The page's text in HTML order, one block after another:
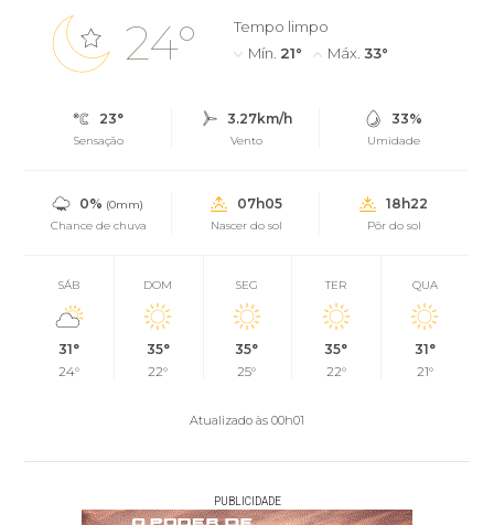
24°
Tempo limpo
Mín. 21° Máx. 33°
23°
Sensação
3.27km/h
Vento
33%
Umidade
0% (0mm)
Chance de chuva
07h05
Nascer do sol
18h22
Pôr do sol
SÁB
31°
24°
DOM
35°
22°
SEG
35°
25°
TER
35°
22°
QUA
31°
21°
Atualizado às 00h01
PUBLICIDADE